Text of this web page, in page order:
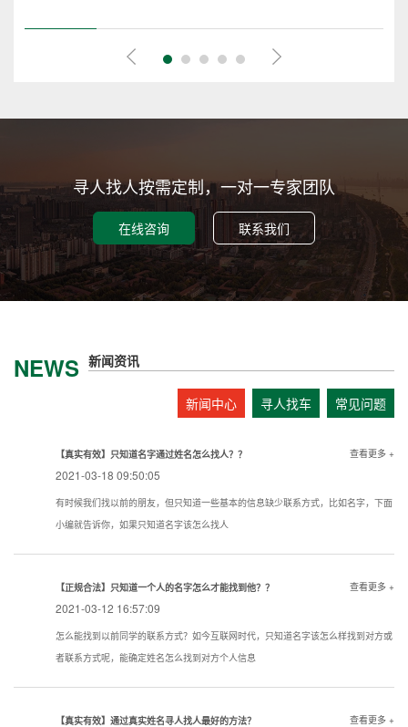
寻人找人按需定制，一对一专家团队
在线咨询 联系我们
NEWS 新闻资讯
新闻中心 寻人找车 常见问题
【真实有效】只知道名字通过姓名怎么找人？？
2021-03-18 09:50:05
查看更多 +
有时候我们找以前的朋友，但只知道一些基本的信息缺少联系方式，比如名字，下面
小编就告诉你，如果只知道名字该怎么找人
【正规合法】只知道一个人的名字怎么才能找到他？？
2021-03-12 16:57:09
查看更多 +
怎么能找到以前同学的联系方式？如今互联网时代，只知道名字该怎么样找到对方或
者联系方式呢，能确定姓名怎么找到对方个人信息
【真实有效】通过真实姓名寻人找人最好的方法？ 查看更多 +